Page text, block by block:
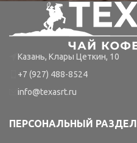
Казань, Клары Цеткин, 10
+7 (927) 488-8524
info@texasrt.ru
ПЕРСОНАЛЬНЫЙ РАЗДЕЛ